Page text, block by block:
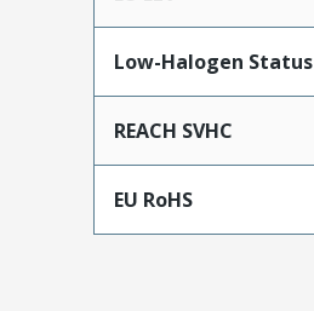
Low-Halogen Status
REACH SVHC
EU RoHS